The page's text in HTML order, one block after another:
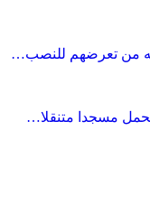
من تعرضهم للنصب…
تحمل مسجدا متنقلا…